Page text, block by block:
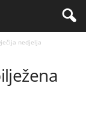
nedjelja